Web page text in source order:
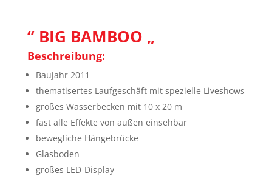
“ BIG BAMBOO „
Beschreibung:
Baujahr 2011
thematisertes Laufgeschäft mit spezielle Liveshows
großes Wasserbecken mit 10 x 20 m
fast alle Effekte von außen einsehbar
bewegliche Hängebrücke
Glasboden
großes LED-Display